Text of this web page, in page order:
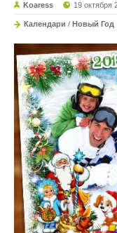
Koaress 19 октября
Календари / Новый Год